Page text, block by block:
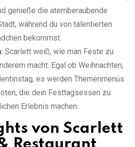
genieße die atemberaubende
während du von talentierten
bekommst.
: Scarlett weiß, wie man Feste zu
macht. Egal ob Weihnachten,
es werden Themenmenüs
die dein Festtagsessen zu
Erlebnis machen.
von Scarlett